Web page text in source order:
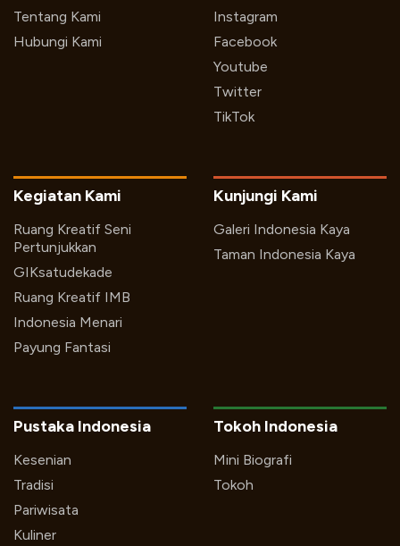
Tentang Kami
Hubungi Kami
Instagram
Facebook
Youtube
Twitter
TikTok
Kegiatan Kami
Ruang Kreatif Seni
Pertunjukkan
GIKsatudekade
Ruang Kreatif IMB
Indonesia Menari
Payung Fantasi
Kunjungi Kami
Galeri Indonesia Kaya
Taman Indonesia Kaya
Pustaka Indonesia
Kesenian
Tradisi
Pariwisata
Kuliner
Tokoh Indonesia
Mini Biografi
Tokoh